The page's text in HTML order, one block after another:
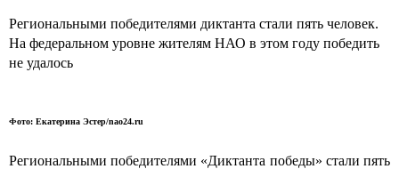
Региональными победителями диктанта стали пять человек.
На федеральном уровне жителям НАО в этом году победить
не удалось
Фото: Екатерина Эстер/nao24.ru
Региональными победителями «Диктанта победы» стали пять